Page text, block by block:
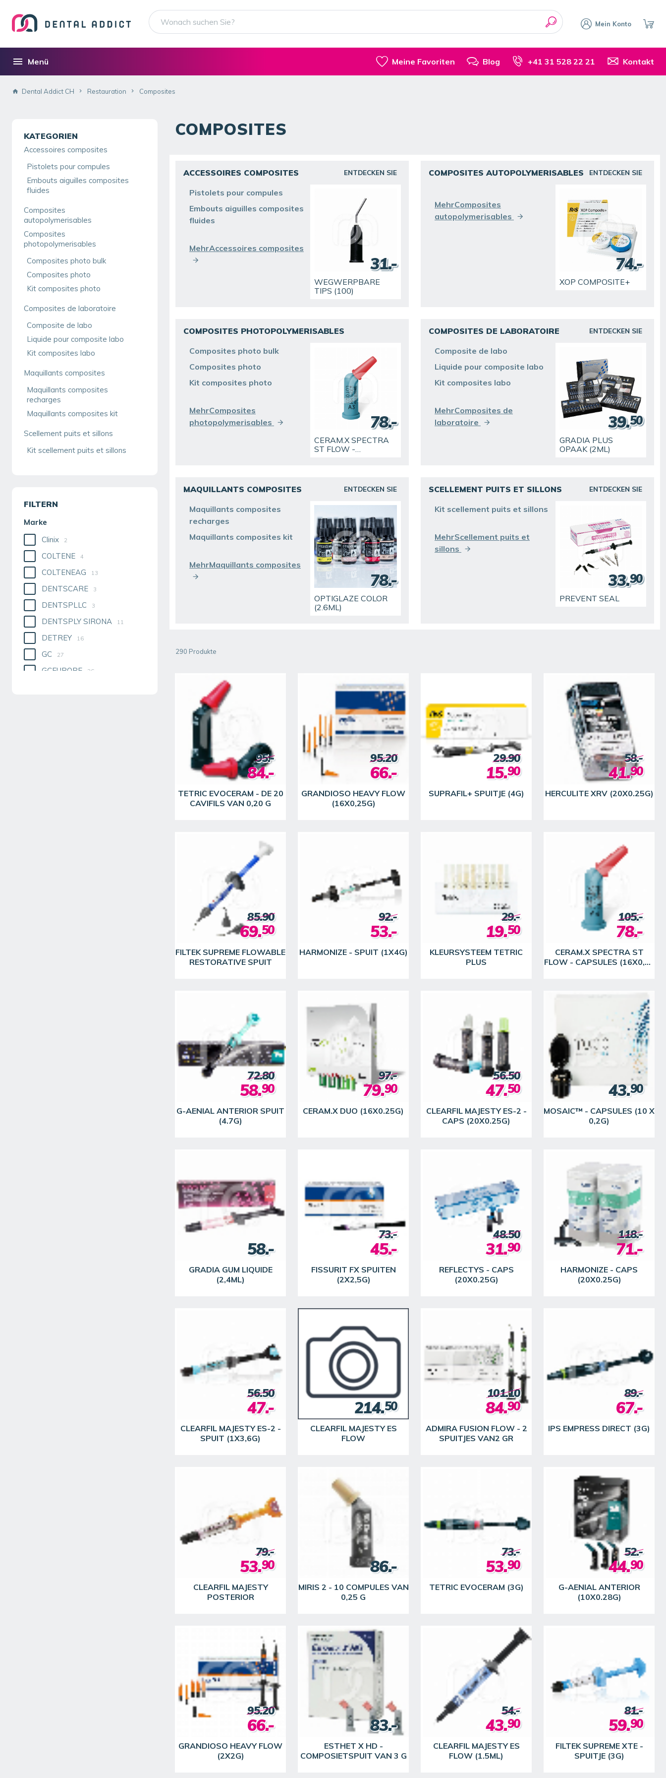
Mein Konto
Menü Meine Favoriten Blog Kontakt
+41 31 528 22 21
Dental Addict CH Restauration Composites
KATEGORIEN
Accessoires composites
Pistolets pour compules
Embouts aiguilles composites
fluides
Composites
autopolymerisables
Composites
photopolymerisables
Composites photo bulk
Composites photo
Kit composites photo
Composites de laboratoire
Composite de labo
Liquide pour composite labo
Kit composites labo
Maquillants composites
Maquillants composites
recharges
Maquillants composites kit
Scellement puits et sillons
Kit scellement puits et sillons
FILTERN
Marke
Clinix
2
COLTENE 4
COLTENEAG 13
DENTSCARE 3
DENTSPLLC 3
DENTSPLY SIRONA 11
DETREY 16
GC 27
GCEUROPE 26
COMPOSITES
ACCESSOIRES COMPOSITES ENTDECKEN SIE
Pistolets pour compules
Embouts aiguilles composites
fluides
MehrAccessoires composites
WEGWERPBARE
TIPS (100)
31.-
COMPOSITES AUTOPOLYMERISABLES ENTDECKEN SIE
MehrComposites
autopolymerisables
XOP COMPOSITE+
74.-
COMPOSITES PHOTOPOLYMERISABLES
Composites photo bulk
Composites photo
Kit composites photo
MehrComposites
photopolymerisables
CERAM.X SPECTRA
ST FLOW -
78.-
COMPOSITES DE LABORATOIRE ENTDECKEN SIE
Composite de labo
Liquide pour composite labo
Kit composites labo
MehrComposites de
laboratoire
GRADIA PLUS
OPAAK (2ML)
39.50
MAQUILLANTS COMPOSITES ENTDECKEN SIE
Maquillants composites
recharges
Maquillants composites kit
MehrMaquillants composites
OPTIGLAZE COLOR
(2.6ML)
78.-
SCELLEMENT PUITS ET SILLONS ENTDECKEN SIE
Kit scellement puits et sillons
MehrScellement puits et
sillons
PREVENT SEAL
33.90
290 Produkte
TETRIC EVOCERAM - DE 20
CAVIFILS VAN 0,20 G
95.-
84.-
GRANDIOSO HEAVY FLOW
(16X0,25G)
95.20
66.-
SUPRAFIL+ SPUITJE (4G)
29.90
15.90
HERCULITE XRV (20X0.25G)
58.-
41.90
FILTEK SUPREME FLOWABLE
RESTORATIVE SPUIT
85.90
69.50
HARMONIZE - SPUIT (1X4G)
92.-
53.-
KLEURSYSTEEM TETRIC
PLUS
29.-
19.50
CERAM.X SPECTRA ST
FLOW - CAPSULES (16X0,25
105.-
78.-
G-AENIAL ANTERIOR SPUIT
(4.7G)
72.80
58.90
CERAM.X DUO (16X0.25G)
97.-
79.90
CLEARFIL MAJESTY ES-2 -
CAPS (20X0.25G)
56.50
47.50
MOSAIC™ - CAPSULES (10 X
0,2G)
43.90
GRADIA GUM LIQUIDE
(2,4ML)
58.-
FISSURIT FX SPUITEN
(2X2,5G)
73.-
45.-
REFLECTYS - CAPS
(20X0.25G)
48.50
31.90
HARMONIZE - CAPS
(20X0.25G)
118.-
71.-
CLEARFIL MAJESTY ES-2 -
SPUIT (1X3,6G)
56.50
47.-
CLEARFIL MAJESTY ES
FLOW
214.50
ADMIRA FUSION FLOW - 2
SPUITJES VAN2 GR
101.10
84.90
IPS EMPRESS DIRECT (3G)
89.-
67.-
CLEARFIL MAJESTY
POSTERIOR
79.-
53.90
MIRIS 2 - 10 COMPULES VAN
0,25 G
86.-
TETRIC EVOCERAM (3G)
73.-
53.90
G-AENIAL ANTERIOR
(10X0.28G)
52.-
44.90
GRANDIOSO HEAVY FLOW
(2X2G)
95.20
66.-
ESTHET X HD -
COMPOSIETSPUIT VAN 3 G
83.-
CLEARFIL MAJESTY ES
FLOW (1.5ML)
54.-
43.90
FILTEK SUPREME XTE -
SPUITJE (3G)
81.-
59.90